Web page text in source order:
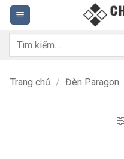
Bỏ
qua
nội
dung
Tìm
Trang chủ / Đèn Paragon